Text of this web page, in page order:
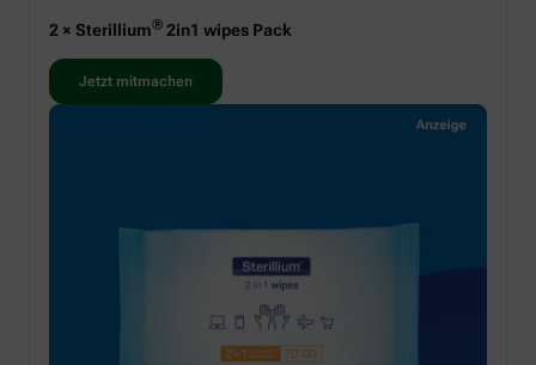
2 × Sterillium® 2in1 wipes Pack
Jetzt mitmachen